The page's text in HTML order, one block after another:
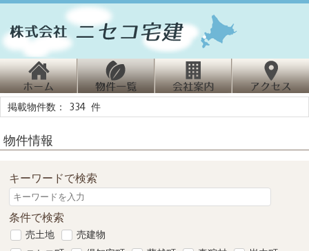
ホ
ーム
物 会
掲載物件数： 334 件
物件情報
キーワードで検索
条件で検索
売土地
売建物